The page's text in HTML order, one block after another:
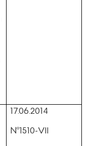
17.06.2014
№1510-VII